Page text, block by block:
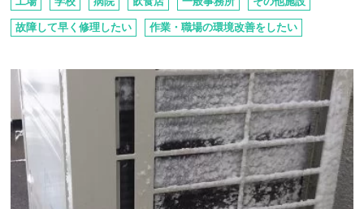
故障して早く修理したい 作業・職場の環境改善をしたい